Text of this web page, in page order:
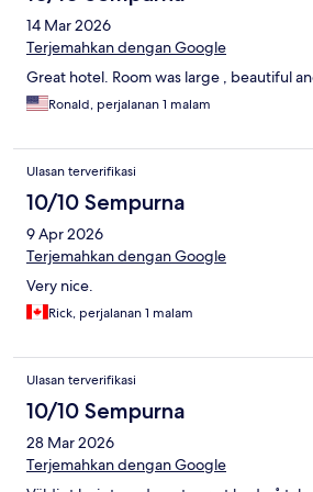
14 Mar 2026
Terjemahkan dengan Google
Great hotel. Room was large , beautiful
Ronald, perjalanan 1 malam
Ulasan terverifikasi
10/10 Sempurna
9 Apr 2026
Terjemahkan dengan Google
Very nice.
Rick, perjalanan 1 malam
Ulasan terverifikasi
10/10 Sempurna
28 Mar 2026
Terjemahkan dengan Google